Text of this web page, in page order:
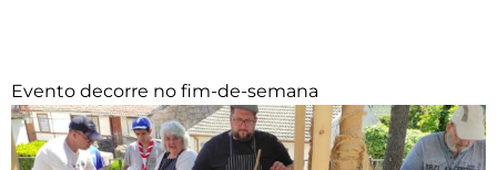
Evento decorre no fim-de-semana